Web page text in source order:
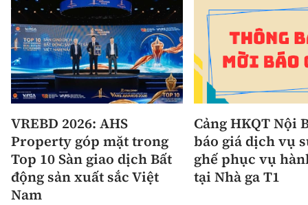
VREBD 2026: AHS
Property góp mặt trong
Top 10 Sàn giao dịch Bất
động sản xuất sắc Việt
Nam
Cảng HKQT Nội
báo giá dịch vụ
ghế phục vụ
tại Nhà ga T1